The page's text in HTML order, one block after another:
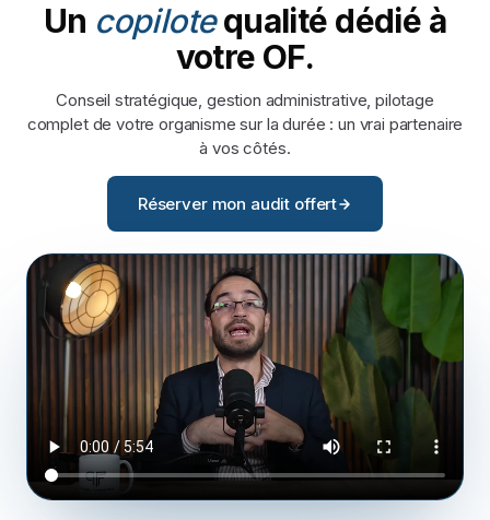
Un copilote qualité dédié à
votre OF.
Conseil stratégique, gestion administrative, pilotage
complet de votre organisme sur la durée : un vrai partenaire
à vos côtés.
Réserver mon audit offert